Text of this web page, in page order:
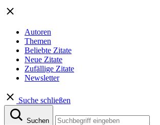
Autoren
Themen
Beliebte Zitate
Neue Zitate
Zufällige Zitate
Newsletter
Suche schließen
Suchen